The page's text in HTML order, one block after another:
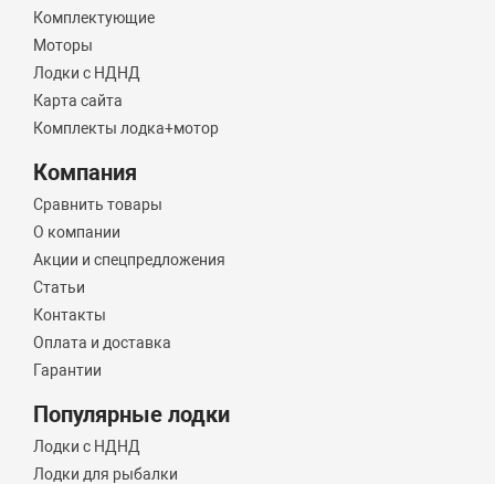
Комплектующие
Моторы
Лодки с НДНД
Карта сайта
Комплекты лодка+мотор
Компания
Сравнить товары
О компании
Акции и спецпредложения
Статьи
Контакты
Оплата и доставка
Гарантии
Популярные лодки
Лодки с НДНД
Лодки для рыбалки